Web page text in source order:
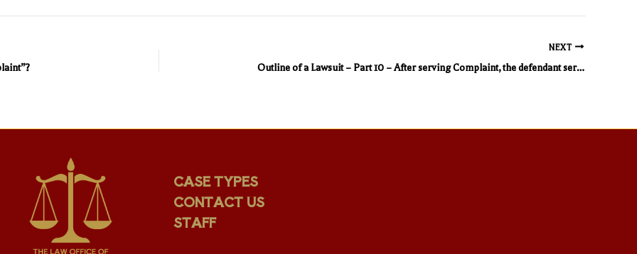
NEXT
Outline of a Lawsuit – Part 10 – After serving Complaint, the defendant serves an “Answer”
CASE TYPES
CONTACT US
STAFF